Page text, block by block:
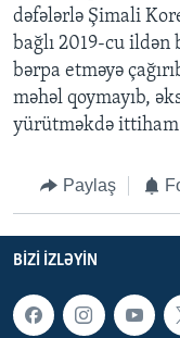
dəfələrlə Şimali
bağlı 2019-cu ildən
bərpa etməyə
məhəl qoymayıb,
yürütməkdə
Paylaş
BIZI IZLƏYIN